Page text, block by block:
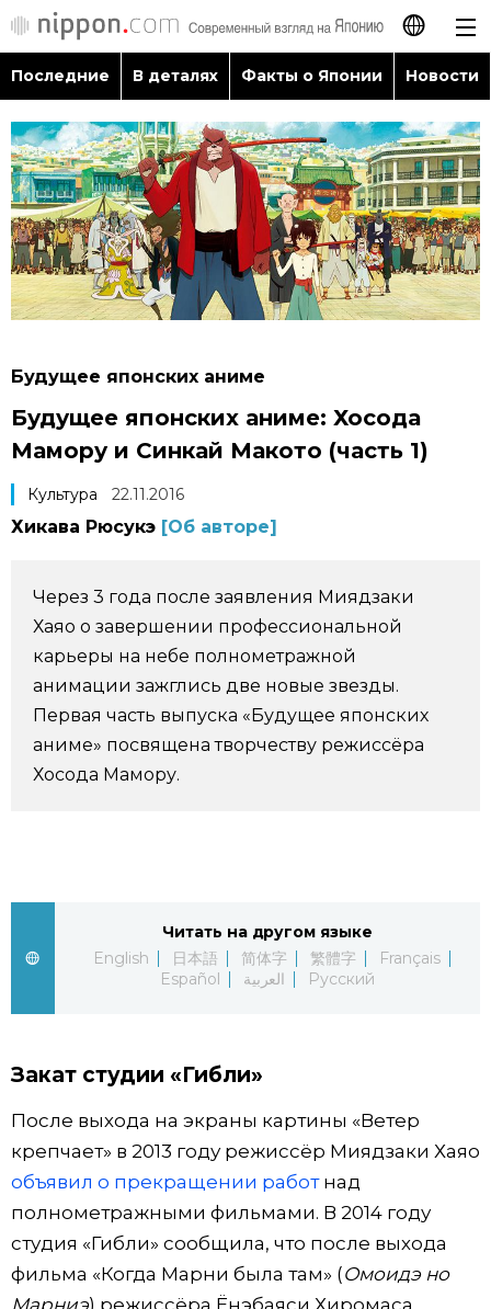
日本語
English
简体字
繁體字
Français
العربية
Последние
В деталях
Путеводитель по Японии
Фото/Видео
Разделы
Люди
Блог
Политика
Общество
Культура
Технологии
Токио
От редакции
Популярные статьи
Японский язык
Японский калейдоскоп
Еда и напитки
official SNS
Последние В деталях Факты о Японии Новости
Будущее японских аниме
Будущее японских аниме: Хосода
Мамору и Синкай Макото (часть 1)
Культура 22.11.2016
Хикава Рюсукэ [Об авторе]
Через 3 года после заявления Миядзаки
Хаяо о завершении профессиональной
карьеры на небе полнометражной
анимации зажглись две новые звезды.
Первая часть выпуска «Будущее японских
аниме» посвящена творчеству режиссёра
Хосода Мамору.
Читать на другом языке
English
日本語 简体字 繁體字
Français
Español
العربية Русский
Закат студии «Гибли»
После выхода на экраны картины «Ветер
крепчает» в 2013 году режиссёр Миядзаки Хаяо
объявил о прекращении работнад
полнометражными фильмами. В 2014 году
студия «Гибли» сообщила, что после выхода
фильма «Когда Марни была там» (Омоидэ но